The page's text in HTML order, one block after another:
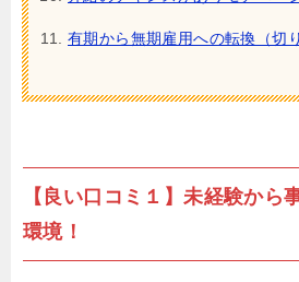
有期から無期雇用への転換（切
【良い口コミ１】未経験から
環境！